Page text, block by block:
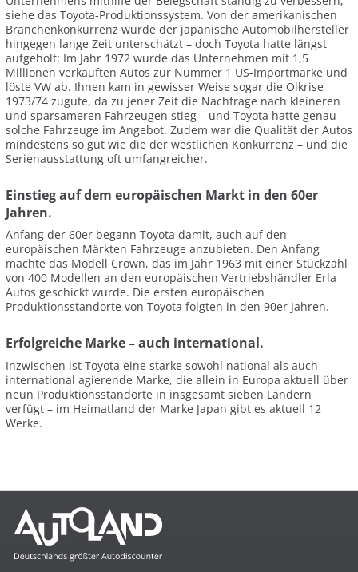
siehe das Toyota-Produktionssystem. Von der amerikanischen
Branchenkonkurrenz wurde der japanische Automobilhersteller
hingegen lange Zeit unterschätzt – doch Toyota hatte längst
aufgeholt: Im Jahr 1972 wurde das Unternehmen mit 1,5
Millionen verkauften Autos zur Nummer 1 US-Importmarke und
löste VW ab. Ihnen kam in gewisser Weise sogar die Ölkrise
1973/74 zugute, da zu jener Zeit die Nachfrage nach kleineren
und sparsameren Fahrzeugen stieg – und Toyota hatte genau
solche Fahrzeuge im Angebot. Zudem war die Qualität der Autos
mindestens so gut wie die der westlichen Konkurrenz – und die
Serienausstattung oft umfangreicher.
Einstieg auf dem europäischen Markt in den 60er
Jahren.
Anfang der 60er begann Toyota damit, auch auf den
europäischen Märkten Fahrzeuge anzubieten. Den Anfang
machte das Modell Crown, das im Jahr 1963 mit einer Stückzahl
von 400 Modellen an den europäischen Vertriebshändler Erla
Autos geschickt wurde. Die ersten europäischen
Produktionsstandorte von Toyota folgten in den 90er Jahren.
Erfolgreiche Marke – auch international.
Inzwischen ist Toyota eine starke sowohl national als auch
international agierende Marke, die allein in Europa aktuell über
neun Produktionsstandorte in insgesamt sieben Ländern
verfügt – im Heimatland der Marke Japan gibt es aktuell 12
Werke.